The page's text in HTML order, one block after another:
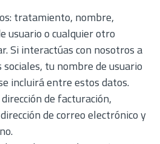
tratamiento, nombre,
usuario o cualquier otro
Si interactúas con nosotros a
tu nombre de usuario
incluirá entre estos datos.
de facturación,
de correo electrónico y